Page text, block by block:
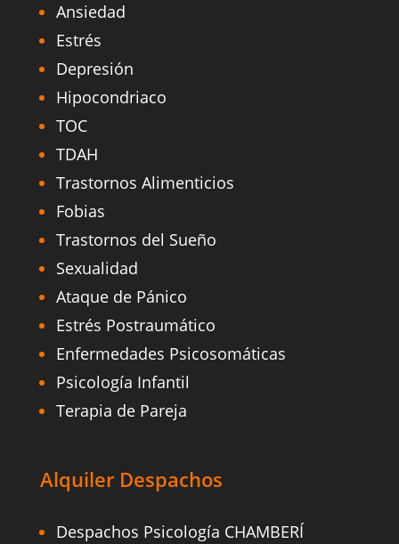
Ansiedad
Estrés
Depresión
Hipocondriaco
TOC
TDAH
Trastornos Alimenticios
Fobias
Trastornos del Sueño
Sexualidad
Ataque de Pánico
Estrés Postraumático
Enfermedades Psicosomáticas
Psicología Infantil
Terapia de Pareja
Alquiler Despachos
Despachos Psicología CHAMBERÍ